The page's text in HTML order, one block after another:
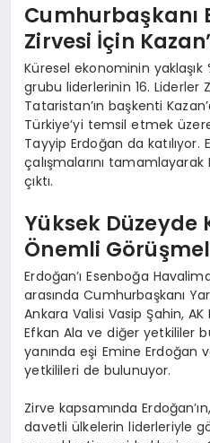
Cumhurbaşkanı
Zirvesi İçin
Küresel ekonominin yaklaşık
grubu liderlerinin 16. Liderler
Tataristan’ın başkenti
Türkiye’yi temsil etmek
Tayyip Erdoğan da katılıyor.
çalışmalarını
çıktı.
Yüksek Düzeyde
Önemli
Erdoğan’ı Esenboğa
arasında Cumhurbaşkanı
Ankara Valisi Vasip Şahin,
Efkan Ala ve diğer yetkililer
yanında eşi Emine Erdoğan
yetkilileri de bulunuyor.
Zirve kapsamında
davetli ülkelerin liderleriyle